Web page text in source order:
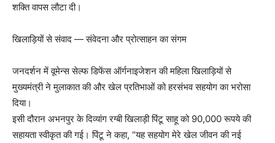
शक्ति वापस लौटा दी।
खिलाड़ियों से संवाद — संवेदना और प्रोत्साहन का संगम
जनदर्शन में वूमेन्स सेल्फ डिफेंस ऑर्गनाइजेशन की महिला खिलाड़ियों से
मुख्यमंत्री ने मुलाकात की और खेल प्रतिभाओं को हरसंभव सहयोग का भरोसा
दिया।
इसी दौरान अभनपुर के दिव्यांग रग्बी खिलाड़ी पिंटू साहू को 90,000 रूपये की
सहायता स्वीकृत की गई। पिंटू ने कहा, “यह सहयोग मेरे खेल जीवन की नई